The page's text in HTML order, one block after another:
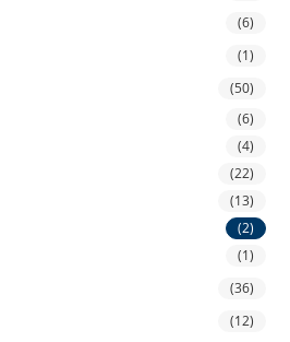
(6)
(1)
(50)
(6)
(4)
(22)
(13)
(2)
(1)
(36)
(12)